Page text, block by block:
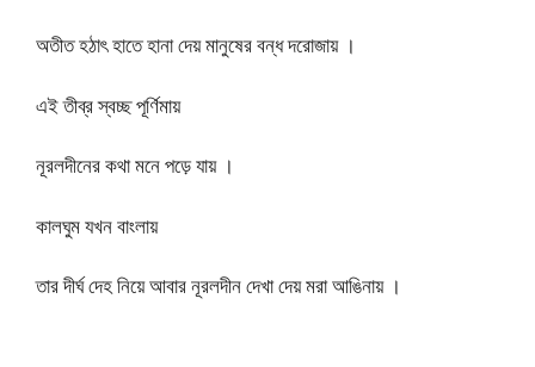
অতীত হঠাৎ হাতে হানা দেয় মানুষের বন্ধ দরোজায় ।
এই তীব্র স্বচ্ছ পূর্ণিমায়
নূরলদীনের কথা মনে পড়ে যায় ।
কালঘুম যখন বাংলায়
তার দীর্ঘ দেহ নিয়ে আবার নূরলদীন দেখা দেয় মরা আঙিনায় ।